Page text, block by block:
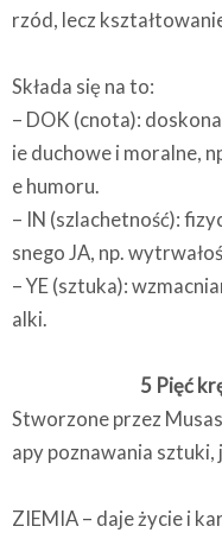
rzód, lecz
Składa się na to:
– DOK (cnota):
ie duchowe i moralne,
e humoru.
– IN (szlachetność):
snego JA, np.
– YE (sztuka):
alki.
5 Pięć kręgów
Stworzone przez
apy poznawania sztuki,
ZIEMIA – daje życie i